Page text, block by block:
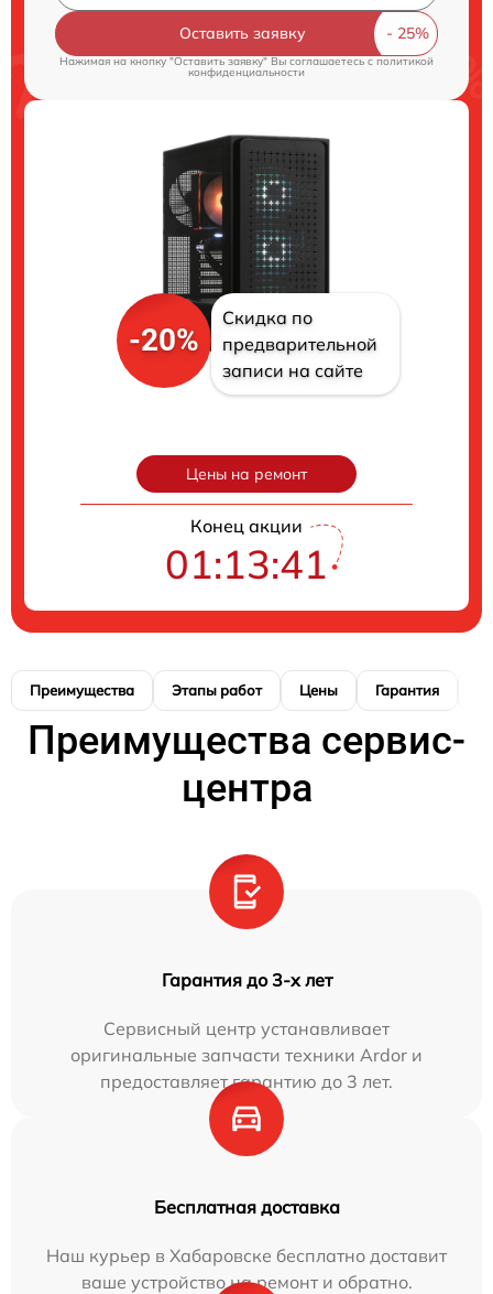
Оставить заявку
Нажимая на кнопку "Оставить заявку" Вы соглашаетесь cполитикой
конфиденциальности
-20%
Скидка по
предварительной
записи на сайте
Цены на ремонт
Конец акции
01:13:40
Преимущества Этапы работ Цены Гарантия
Преимущества сервис-
центра
Гарантия до 3-х лет
Сервисный центр устанавливает
оригинальные запчасти техники Ardor и
предоставляет гарантию до 3 лет.
Бесплатная доставка
Наш курьер в Хабаровске бесплатно доставит
ваше устройство на ремонт и обратно.